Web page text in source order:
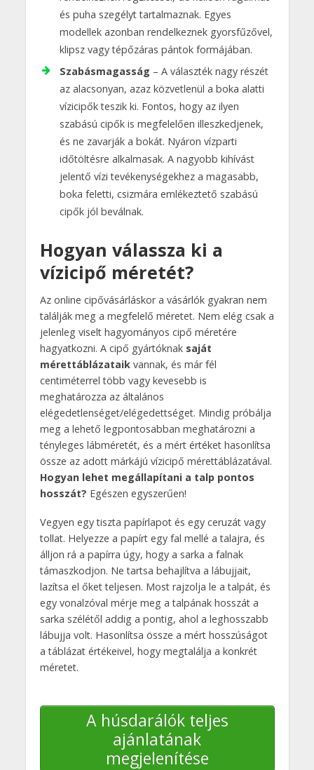
és puha szegélyt tartalmaznak. Egyes
modellek azonban rendelkeznek gyorsfűzővel,
klipsz vagy tépőzáras pántok formájában.
Szabásmagasság – A választék nagy részét
az alacsonyan, azaz közvetlenül a boka alatti
vízicipők teszik ki. Fontos, hogy az ilyen
szabású cipők is megfelelően illeszkedjenek,
és ne zavarják a bokát. Nyáron vízparti
időtöltésre alkalmasak. A nagyobb kihívást
jelentő vízi tevékenységekhez a magasabb,
boka feletti, csizmára emlékeztető szabású
cipők jól beválnak.
Hogyan válassza ki a
vízicipő méretét?
Az online cipővásárláskor a vásárlók gyakran nem
találják meg a megfelelő méretet. Nem elég csak a
jelenleg viselt hagyományos cipő méretére
hagyatkozni. A cipő gyártóknak saját
mérettáblázataikvannak, és már fél
centiméterrel több vagy kevesebb is
meghatározza az általános
elégedetlenséget/elégedettséget. Mindig próbálja
meg a lehető legpontosabban meghatározni a
tényleges lábméretét, és a mért értéket hasonlítsa
össze az adott márkájú vízicipő mérettáblázatával.
Hogyan lehet megállapítani a talp pontos
hosszát? Egészen egyszerűen!
Vegyen egy tiszta papírlapot és egy ceruzát vagy
tollat. Helyezze a papírt egy fal mellé a talajra, és
álljon rá a papírra úgy, hogy a sarka a falnak
támaszkodjon. Ne tartsa behajlítva a lábujjait,
lazítsa el őket teljesen. Most rajzolja le a talpát, és
egy vonalzóval mérje meg a talpának hosszát a
sarka szélétől addig a pontig, ahol a leghosszabb
lábujja volt. Hasonlítsa össze a mért hosszúságot
a táblázat értékeivel, hogy megtalálja a konkrét
méretet.
A húsdarálók teljes
ajánlatának
megjelenítése